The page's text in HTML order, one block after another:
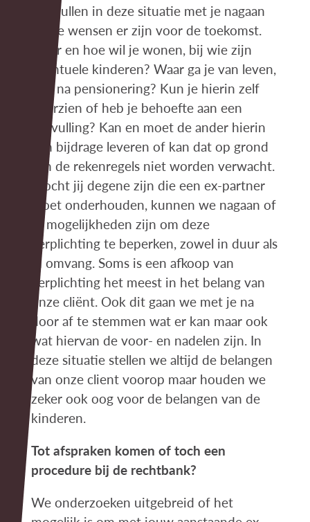
We zullen in deze situatie met je nagaan
welke wensen er zijn voor de toekomst.
Waar en hoe wil je wonen, bij wie zijn
eventuele kinderen? Waar ga je van leven,
ook na pensionering? Kun je hierin zelf
voorzien of heb je behoefte aan een
aanvulling? Kan en moet de ander hierin
een bijdrage leveren of kan dat op grond
van de rekenregels niet worden verwacht.
Mocht jij degene zijn die een ex-partner
moet onderhouden, kunnen we nagaan of
er mogelijkheden zijn om deze
verplichting te beperken, zowel in duur als
in omvang. Soms is een afkoop van
verplichting het meest in het belang van
onze cliënt. Ook dit gaan we met je na
door af te stemmen wat er kan maar ook
wat hiervan de voor- en nadelen zijn. In
deze situatie stellen we altijd de belangen
van onze client voorop maar houden we
zeker ook oog voor de belangen van de
kinderen.
Tot afspraken komen of toch een
procedure bij de rechtbank?
We onderzoeken uitgebreid of het